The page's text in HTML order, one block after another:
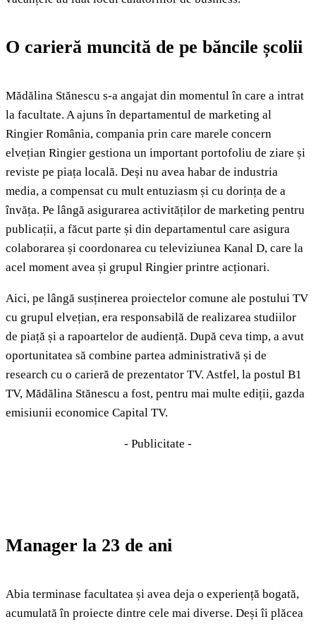
O carieră muncită de pe băncile școlii
Mădălina Stănescu s-a angajat din momentul în care a intrat
la facultate. A ajuns în departamentul de marketing al
Ringier România, compania prin care marele concern
elvețian Ringier gestiona un important portofoliu de ziare și
reviste pe piața locală. Deși nu avea habar de industria
media, a compensat cu mult entuziasm și cu dorința de a
învăța. Pe lângă asigurarea activităților de marketing pentru
publicații, a făcut parte și din departamentul care asigura
colaborarea și coordonarea cu televiziunea Kanal D, care la
acel moment avea și grupul Ringier printre acționari.
Aici, pe lângă susținerea proiectelor comune ale postului TV
cu grupul elvețian, era responsabilă de realizarea studiilor
de piață și a rapoartelor de audiență. După ceva timp, a avut
oportunitatea să combine partea administrativă și de
research cu o carieră de prezentator TV. Astfel, la postul B1
TV, Mădălina Stănescu a fost, pentru mai multe ediții, gazda
emisiunii economice Capital TV.
- Publicitate -
Manager la 23 de ani
Abia terminase facultatea și avea deja o experiență bogată,
acumulată în proiecte dintre cele mai diverse. Deși îi plăcea